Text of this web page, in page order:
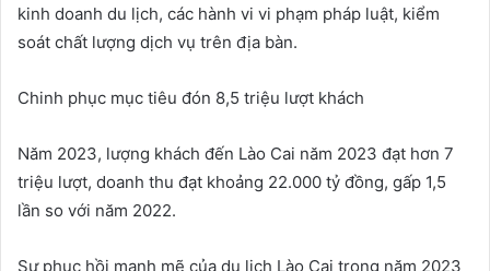
kinh doanh du lịch, các hành vi vi phạm pháp luật, kiểm
soát chất lượng dịch vụ trên địa bàn.
Chinh phục mục tiêu đón 8,5 triệu lượt khách
Năm 2023, lượng khách đến Lào Cai năm 2023 đạt hơn 7
triệu lượt, doanh thu đạt khoảng 22.000 tỷ đồng, gấp 1,5
lần so với năm 2022.
Sự phục hồi mạnh mẽ của du lịch Lào Cai trong năm 2023